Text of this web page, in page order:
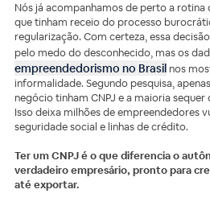
Nós já acompanhamos de perto a
que tinham receio do processo
regularização. Com certeza, essa
pelo medo do desconhecido, mas os
empreendedorismo no Brasil nos
informalidade. Segundo pesquisa,
negócio tinham CNPJ e a maioria
Isso deixa milhões de empreendedores
seguridade social e linhas de crédito.
Ter um CNPJ é o que diferencia o
verdadeiro empresário, pronto para
até exportar.